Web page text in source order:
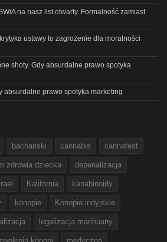
na nasz list otwarty. Formalność zamiast
ustawy to zagrożenie dla moralności
shoty. Gdy absurdalne prawo spotyka
absurdalne prawo spotyka marketing
bachanski cannabis cannafest
zdrowia dziecka depenalizacja
Kalifornia kanabinoidy
konopie Konopie indyjskie
legalizacja marihuany